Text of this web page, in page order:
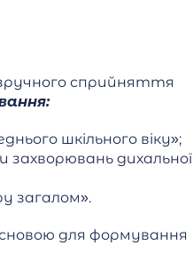
сприйняття
шкільного віку»;
захворювань дихальної
загалом».
для формування